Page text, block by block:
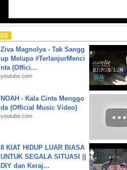
Ziva Magnolya - Tak Sangg
up Melupa #TerlanjurMenci
nta (Offici...
youtube.com
NOAH - Kala Cinta Menggo
da (Official Music Video)
youtube.com
8 KIAT HIDUP LUAR BIASA
UNTUK SEGALA SITUASI ||
DIY dan Keraj...